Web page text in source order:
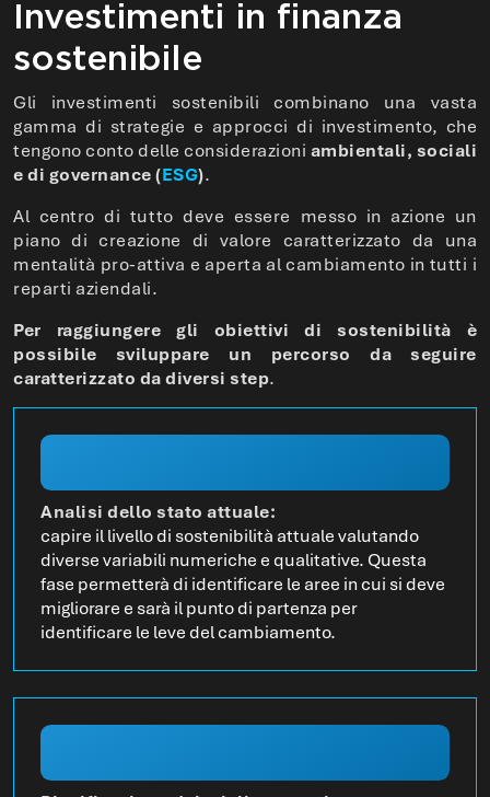
Investimenti in finanza
sostenibile
Gli investimenti sostenibili combinano una vasta
gamma di strategie e approcci di investimento, che
tengono conto delle considerazioni ambientali, sociali
e di governance (ESG).
Al centro di tutto deve essere messo in azione un
piano di creazione di valore caratterizzato da una
mentalità pro-attiva e aperta al cambiamento in tutti i
reparti aziendali.
Per raggiungere gli obiettivi di sostenibilità è
possibile sviluppare un percorso da seguire
caratterizzato da diversi step.
Analisi dello stato attuale:
capire il livello di sostenibilità attuale valutando
diverse variabili numeriche e qualitative. Questa
fase permetterà di identificare le aree in cui si deve
migliorare e sarà il punto di partenza per
identificare le leve del cambiamento.